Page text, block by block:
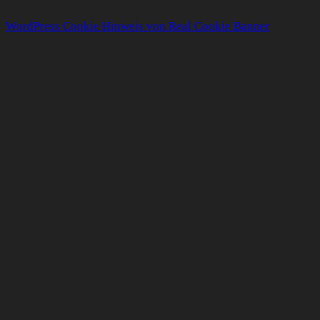
WordPress Cookie Hinweis von Real Cookie Banner